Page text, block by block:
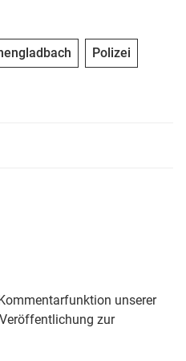
Polizei
unserer
zur